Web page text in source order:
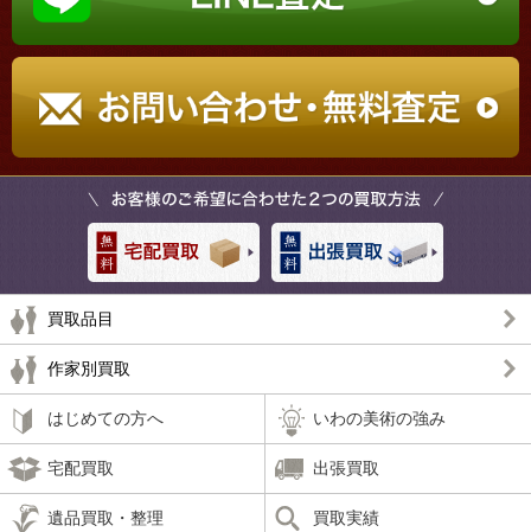
買取品目
作家別買取
はじめての方へ いわの美術の強み
宅配買取 出張買取
遺品買取・整理 買取実績